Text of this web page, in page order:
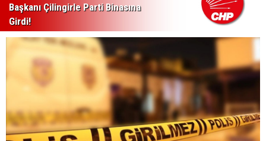
Başkanı Çilingirle Parti Binasına
Girdi!